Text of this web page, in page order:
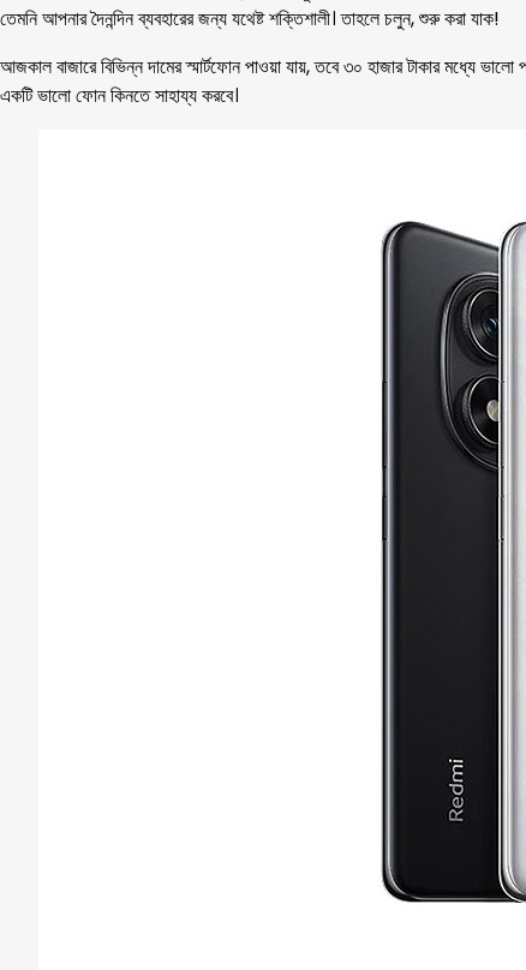
তেমনি আপনার দৈনন্দিন ব্যবহারের জন্য যথেষ্ট শক্তিশালী। তাহলে চলুন, শুরু করা যাক!
আজকাল বাজারে বিভিন্ন দামের স্মার্টফোন পাওয়া যায়, তবে ৩০ হাজার টাকার মধ্যে
একটি ভালো ফোন কিনতে সাহায্য করবে।